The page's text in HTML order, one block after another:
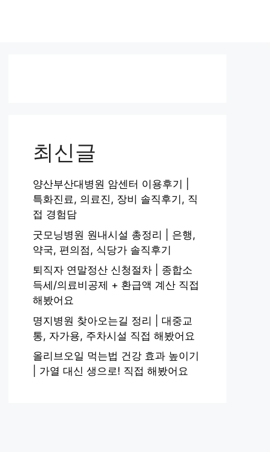
최신글
양산부산대병원 암센터 이용후기 |
특화진료, 의료진, 장비 솔직후기, 직
접 경험담
굿모닝병원 원내시설 총정리 | 은행,
약국, 편의점, 식당가 솔직후기
퇴직자 연말정산 신청절차 | 종합소
득세/의료비공제 + 환급액 계산 직접
해봤어요
명지병원 찾아오는길 정리 | 대중교
통, 자가용, 주차시설 직접 해봤어요
올리브오일 먹는법 건강 효과 높이기
| 가열 대신 생으로! 직접 해봤어요